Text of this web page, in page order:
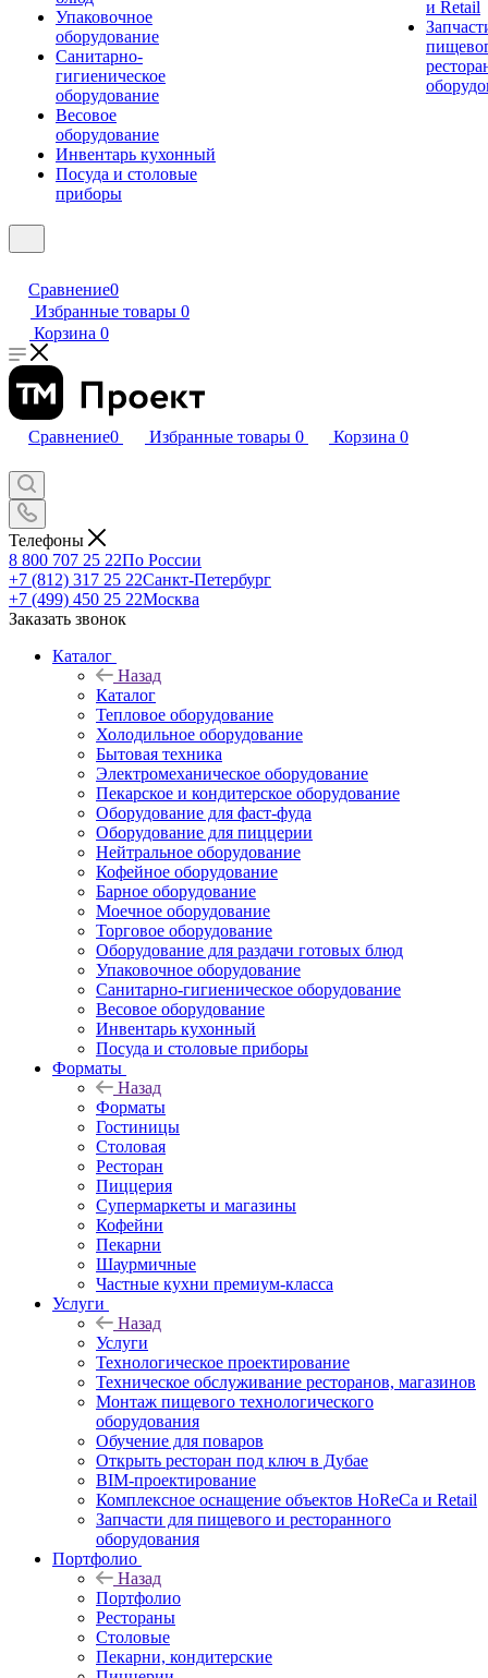
Упаковочное
оборудование
Санитарно-
гигиеническое
оборудование
Весовое
оборудование
Инвентарь кухонный
Посуда и столовые
приборы
и Retail
Сравнение0
Избранные товары 0
Корзина 0
Сравнение0 Избранные товары 0 Корзина 0
Телефоны
8 800 707 25 22По России
+7 (812) 317 25 22Санкт-Петербург
+7 (499) 450 25 22Москва
Заказать звонок
Каталог
Назад
Каталог
Тепловое оборудование
Холодильное оборудование
Бытовая техника
Электромеханическое оборудование
Пекарское и кондитерское оборудование
Оборудование для фаст-фуда
Оборудование для пиццерии
Нейтральное оборудование
Кофейное оборудование
Барное оборудование
Моечное оборудование
Торговое оборудование
Оборудование для раздачи готовых блюд
Упаковочное оборудование
Санитарно-гигиеническое оборудование
Весовое оборудование
Инвентарь кухонный
Посуда и столовые приборы
Форматы
Назад
Форматы
Гостиницы
Столовая
Ресторан
Пиццерия
Супермаркеты и магазины
Кофейни
Пекарни
Шаурмичные
Частные кухни премиум-класса
Услуги
Назад
Услуги
Технологическое проектирование
Техническое обслуживание ресторанов, магазинов
Монтаж пищевого технологического
оборудования
Обучение для поваров
Открыть ресторан под ключ в Дубае
BIM-проектирование
Комплексное оснащение объектов HoReCa и Retail
Запчасти для пищевого и ресторанного
оборудования
Портфолио
Назад
Портфолио
Рестораны
Столовые
Пекарни, кондитерские